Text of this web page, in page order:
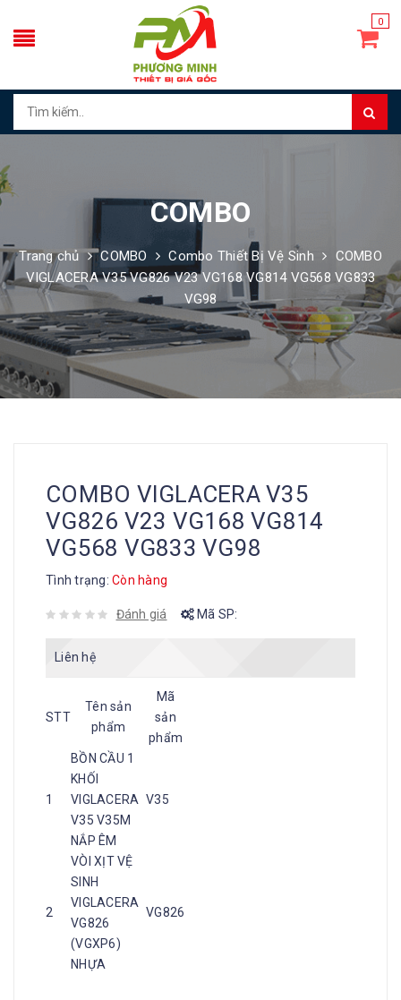
0
COMBO
Trang chủ COMBO Combo Thiết Bị Vệ Sinh
COMBO
VIGLACERA V35 VG826 V23 VG168 VG814 VG568 VG833
VG98
COMBO VIGLACERA V35
VG826 V23 VG168 VG814
VG568 VG833 VG98
Tình trạng: Còn hàng
Đánh giá Mã SP:
Liên hệ
STT
Tên sản
phẩm
Mã
sản
phẩm
1
BỒN CẦU 1
KHỐI
VIGLACERA
V35 V35M
NẮP ÊM
V35
2
VÒI XỊT VỆ
SINH
VIGLACERA
VG826
(VGXP6)
NHỰA
VG826